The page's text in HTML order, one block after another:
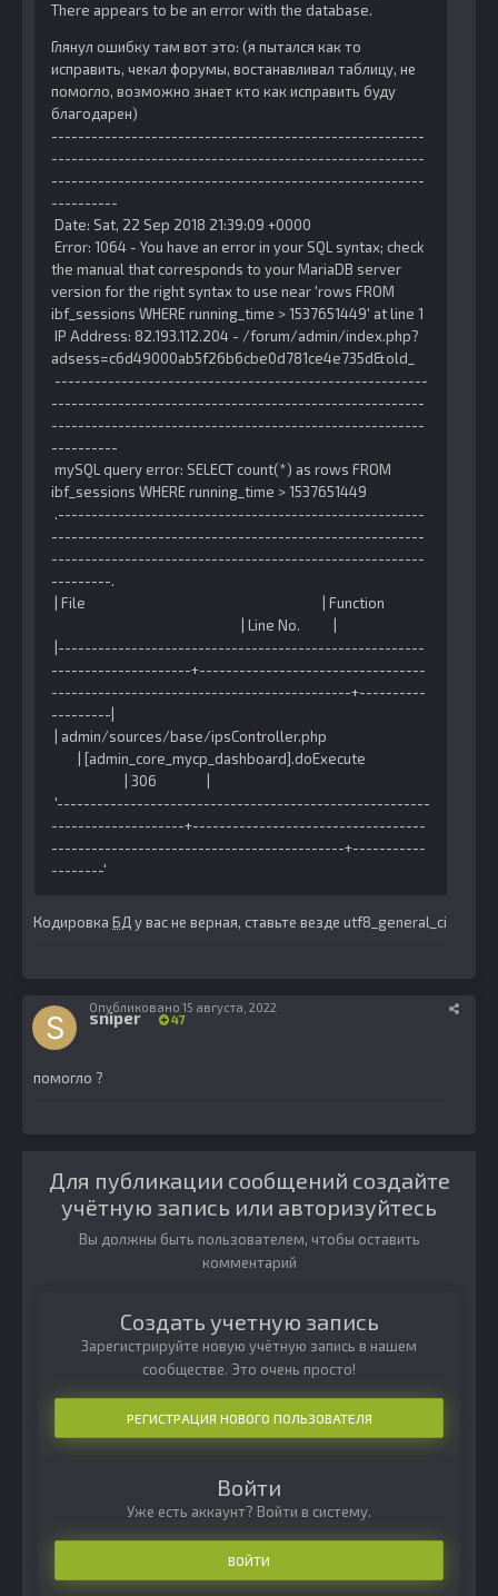
There appears to be an error with the database.
Глянул ошибку там вот это: (я пытался как то
исправить, чекал форумы, востанавливал таблицу, не
помогло, возможно знает кто как исправить буду
благодарен)
--------------------------------------------------------
--------------------------------------------------------
--------------------------------------------------------
----------
Date: Sat, 22 Sep 2018 21:39:09 +0000
Error: 1064 - You have an error in your SQL syntax; check
the manual that corresponds to your MariaDB server
version for the right syntax to use near 'rows FROM
ibf_sessions WHERE running_time > 1537651449' at line 1
IP Address: 82.193.112.204 - /forum/admin/index.php?
adsess=c6d49000ab5f26b6cbe0d781ce4e735d&old_
--------------------------------------------------------
--------------------------------------------------------
--------------------------------------------------------
----------
mySQL query error: SELECT count(*) as rows FROM
ibf_sessions WHERE running_time > 1537651449
.-------------------------------------------------------
--------------------------------------------------------
--------------------------------------------------------
---------.
| File | Function
| Line No. |
|-------------------------------------------------------
---------------------+----------------------------------
---------------------------------------------+----------
---------|
| admin/sources/base/ipsController.php
| [admin_core_mycp_dashboard].doExecute
| 306 |
'--------------------------------------------------------
--------------------+-----------------------------------
--------------------------------------------+-----------
--------'
Кодировка БД у вас не верная, ставьте везде utf8_general_ci
sniper 47
Опубликовано 15 августа, 2022
помогло ?
Для публикации сообщений создайте
учётную запись или авторизуйтесь
Вы должны быть пользователем, чтобы оставить
комментарий
Создать учетную запись
Зарегистрируйте новую учётную запись в нашем
сообществе. Это очень просто!
РЕГИСТРАЦИЯ НОВОГО ПОЛЬЗОВАТЕЛЯ
Войти
Уже есть аккаунт? Войти в систему.
ВОЙТИ